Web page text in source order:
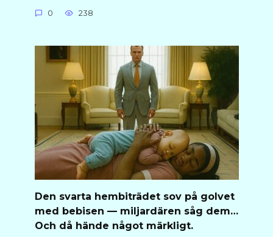
0 238
Den svarta hembiträdet sov på golvet
med bebisen — miljardären såg dem…
Och då hände något märkligt.